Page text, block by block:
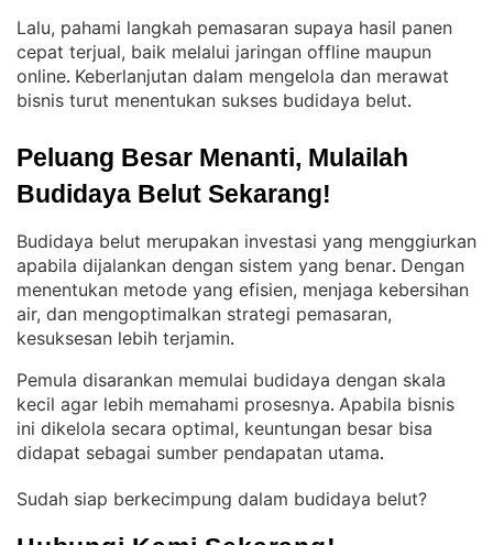
Lalu, pahami langkah pemasaran supaya hasil panen
cepat terjual, baik melalui jaringan offline maupun
online. Keberlanjutan dalam mengelola dan merawat
bisnis turut menentukan sukses budidaya belut.
Peluang Besar Menanti, Mulailah
Budidaya Belut Sekarang!
Budidaya belut merupakan investasi yang menggiurkan
apabila dijalankan dengan sistem yang benar. Dengan
menentukan metode yang efisien, menjaga kebersihan
air, dan mengoptimalkan strategi pemasaran,
kesuksesan lebih terjamin.
Pemula disarankan memulai budidaya dengan skala
kecil agar lebih memahami prosesnya. Apabila bisnis
ini dikelola secara optimal, keuntungan besar bisa
didapat sebagai sumber pendapatan utama.
Sudah siap berkecimpung dalam budidaya belut?